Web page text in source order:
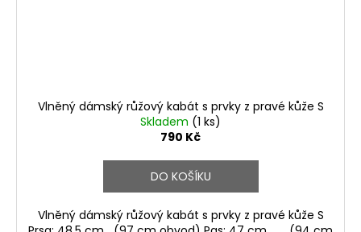
Vlněný dámský růžový kabát s prvky z pravé kůže S
Skladem (1 ks)
790 Kč
DO KOŠÍKU
Vlněný dámský růžový kabát s prvky z pravé kůže S